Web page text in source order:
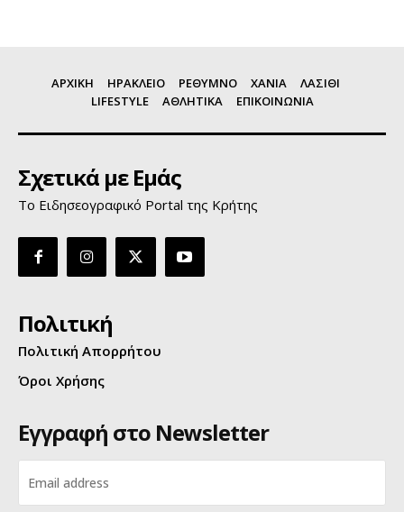
ΑΡΧΙΚΗ ΗΡΑΚΛΕΙΟ ΡΕΘΥΜΝΟ ΧΑΝΙΑ
ΛΑΣΙΘΙ
LIFESTYLE
ΑΘΛΗΤΙΚΑ ΕΠΙΚΟΙΝΩΝΙΑ
Σχετικά με Εμάς
Το Ειδησεογραφικό Portal της Κρήτης
Πολιτική
Πολιτική Απορρήτου
Όροι Χρήσης
Εγγραφή στο Newsletter